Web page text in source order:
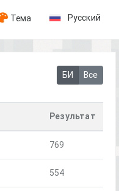
Тема Русский
БИ Все
Результат
769
554